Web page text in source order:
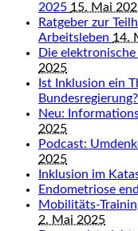
2025 15. Mai
Ratgeber zur
Arbeitsleben 14.
Die
2025
Ist Inklusion ein
Bundesregierung?
Neu:
2025
Podcast:
2025
Inklusion im
Endometriose
Mobilitäts-
2. Mai 2025